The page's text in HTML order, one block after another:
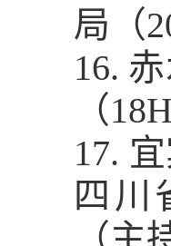
局（
16.
（
17.
四川